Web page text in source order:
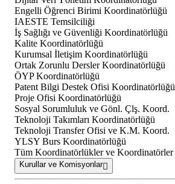
Engelli Öğrenci Birimi Koordinatörlüğü
IAESTE Temsilciliği
İş Sağlığı ve Güvenliği Koordinatörlüğü
Kalite Koordinatörlüğü
Kurumsal İletişim Koordinatörlüğü
Ortak Zorunlu Dersler Koordinatörlüğü
ÖYP Koordinatörlüğü
Patent Bilgi Destek Ofisi Koordinatörlüğü
Proje Ofisi Koordinatörlüğü
Sosyal Sorumluluk ve Gönl. Çlş. Koord.
Teknoloji Takımları Koordinatörlüğü
Teknoloji Transfer Ofisi ve K.M. Koord.
YLSY Burs Koordinatörlüğü
Tüm Koordinatörlükler ve Koordinatörler
Kurullar ve Komisyonlar